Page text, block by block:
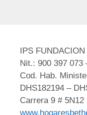
IPS
Nit.: 900 397 073
Cod. Hab.
DHS182194 –
Carrera 9 #